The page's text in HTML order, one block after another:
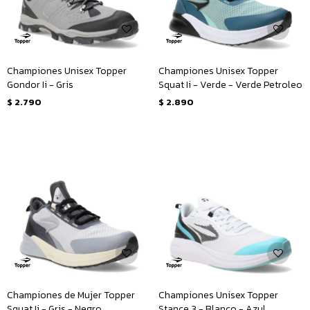
Championes Unisex Topper
Gondor Ii - Gris
$ 2.790
Championes Unisex Topper
Squat Ii - Verde - Verde Petroleo
$ 2.890
Championes de Mujer Topper
Championes Unisex Topper